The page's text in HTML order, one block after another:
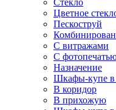
Стекло
Цветное
Пескоструй
С витражами
С
Назначение
Шкафы-купе в
В коридор
В прихожую